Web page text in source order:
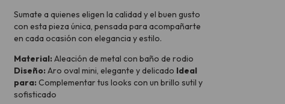
Sumate a quienes eligen la calidad y el buen gusto
con esta pieza única, pensada para acompañarte
en cada ocasión con elegancia y estilo.
Material: Aleación de metal con baño de rodio
Diseño: Aro oval mini, elegante y delicado Ideal
para: Complementar tus looks con un brillo sutil y
sofisticado